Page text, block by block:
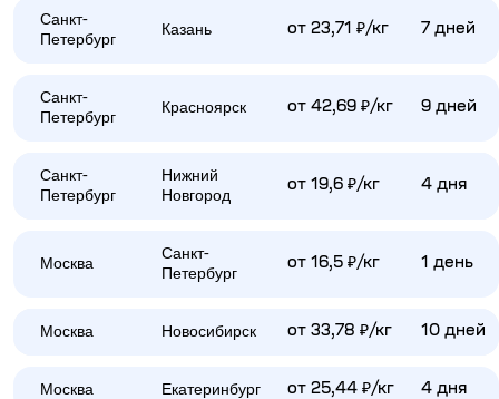
Санкт-
Петербург
Казань от 23,71 ₽/кг 7 дней
Санкт-
Петербург
Красноярск от 42,69 ₽/кг 9 дней
Санкт-
Петербург
Нижний
Новгород
от 19,6 ₽/кг 4 дня
Москва
Санкт-
Петербург
от 16,5 ₽/кг 1 день
Москва Новосибирск от 33,78 ₽/кг 10 дней
Москва Екатеринбург от 25,44 ₽/кг 4 дня